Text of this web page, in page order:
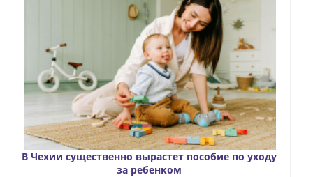
В Чехии существенно вырастет пособие по уходу
за ребенком